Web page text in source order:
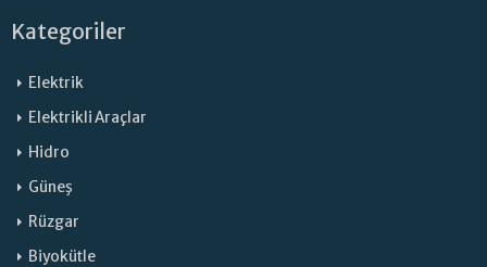
Kategoriler
Elektrik
Elektrikli Araçlar
Hidro
Güneş
Rüzgar
Biyokütle